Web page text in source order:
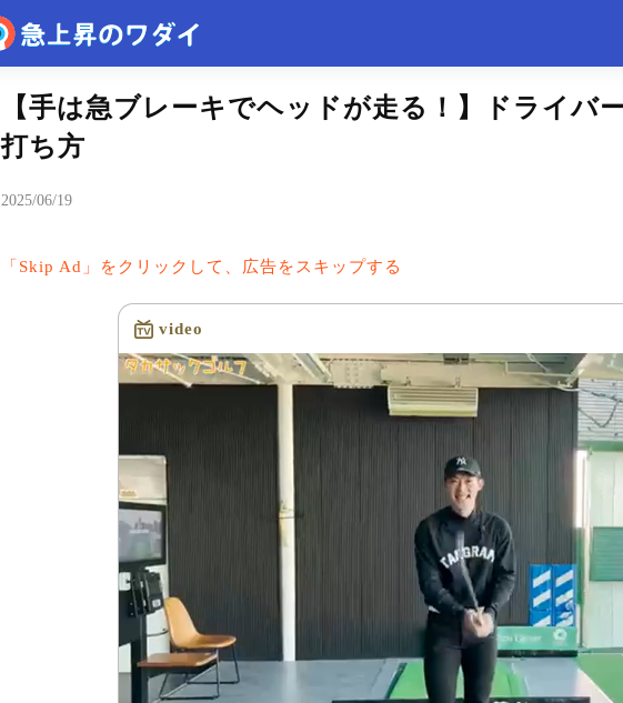
【手は急ブレーキでヘッドが走る！】ドライバ
打ち方
2025/06/19
「Skip Ad」をクリックして、広告をスキップする
video
読み込み中...
速報